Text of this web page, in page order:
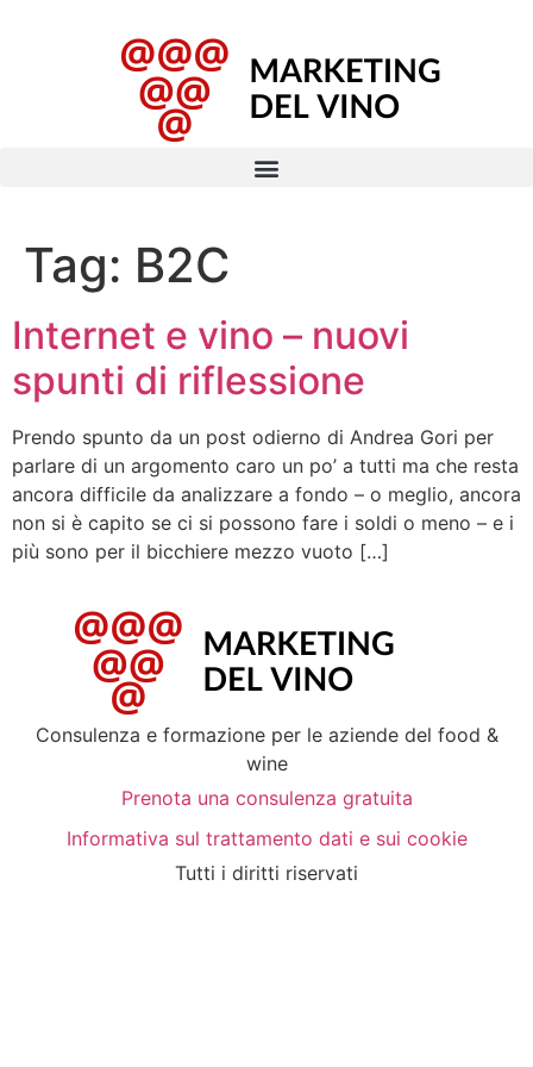
Tag: B2C
Internet e vino – nuovi
spunti di riflessione
Prendo spunto da un post odierno di Andrea Gori per
parlare di un argomento caro un po’ a tutti ma che resta
ancora difficile da analizzare a fondo – o meglio, ancora
non si è capito se ci si possono fare i soldi o meno – e i
più sono per il bicchiere mezzo vuoto […]
Consulenza e formazione per le aziende del food &
wine
Prenota una consulenza gratuita
Informativa sul trattamento dati e sui cookie
Tutti i diritti riservati